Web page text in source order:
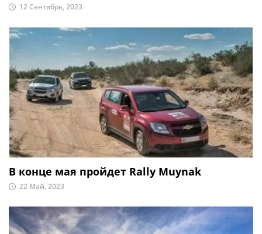
12 Сентябрь, 2023
В конце мая пройдет Rally Muynak
22 Май, 2023